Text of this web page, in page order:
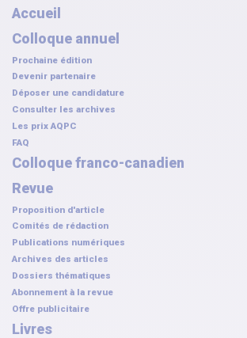
Accueil
Colloque annuel
Prochaine édition
Devenir partenaire
Déposer une candidature
Consulter les archives
Les prix AQPC
FAQ
Colloque franco-canadien
Revue
Proposition d'article
Comités de rédaction
Publications numériques
Archives des articles
Dossiers thématiques
Abonnement à la revue
Offre publicitaire
Livres